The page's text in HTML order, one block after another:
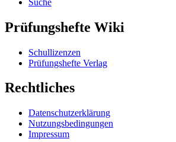
Prüfungshefte Wiki
Schullizenzen
Prüfungshefte Verlag
Rechtliches
Datenschutzerklärung
Nutzungsbedingungen
Impressum